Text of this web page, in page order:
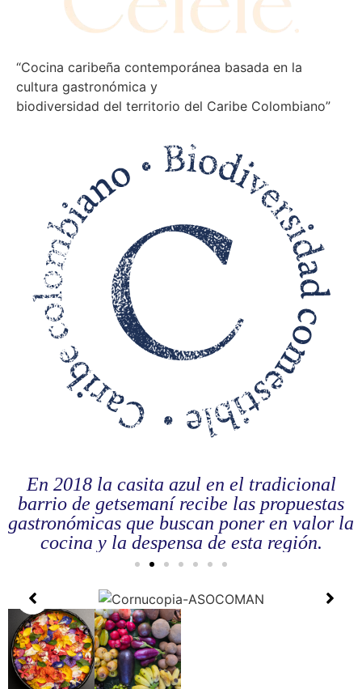
“Cocina caribeña contemporánea basada en la
cultura gastronómica y
biodiversidad del territorio del Caribe Colombiano”
En 2018 la casita azul en el tradicional
barrio de getsemaní recibe las propuestas
gastronómicas que buscan poner en valor la
cocina y la despensa de esta región.